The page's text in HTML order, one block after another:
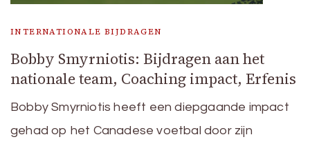
INTERNATIONALE BIJDRAGEN
Bobby Smyrniotis: Bijdragen aan het
nationale team, Coaching impact, Erfenis
Bobby Smyrniotis heeft een diepgaande impact
gehad op het Canadese voetbal door zijn